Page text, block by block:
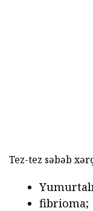
Tez-tez səbəb
fibrioma;